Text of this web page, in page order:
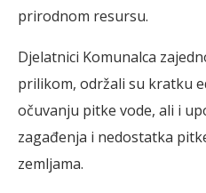
prirodnom resursu.
Djelatnici Komunalca
prilikom, održali su kratku
očuvanju pitke vode, ali i
zagađenja i nedostatka
zemljama.